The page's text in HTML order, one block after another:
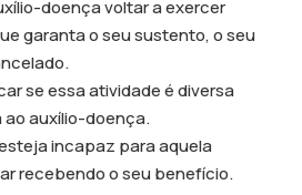
doença voltar a exercer
garanta o seu sustento, o seu
se essa atividade é diversa
ao auxílio-doença.
incapaz para aquela
recebendo o seu benefício.